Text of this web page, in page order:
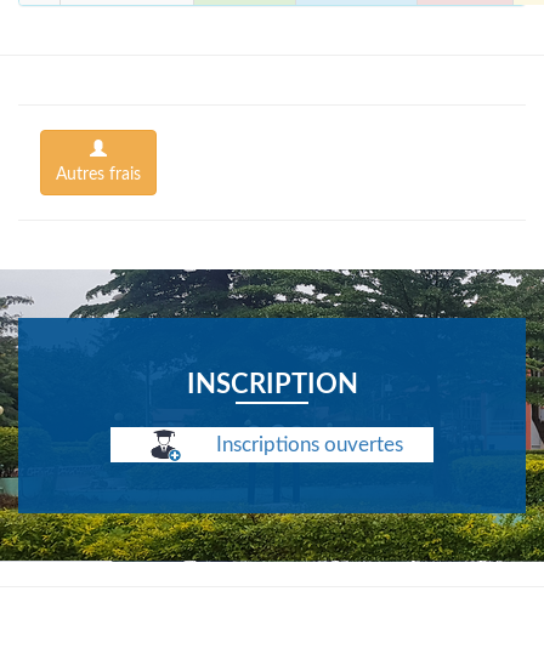
Autres frais
INSCRIPTION
Inscriptions ouvertes